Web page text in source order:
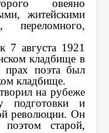
овеяно
житейскими
августа 1921
кладбище в
прах поэта был
кладбище.
на рубеже
и
революции. Он
старой,